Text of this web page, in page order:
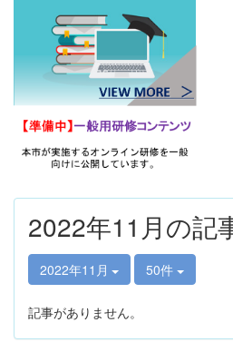
2022年11月の記
2022年11月 50件
記事がありません。